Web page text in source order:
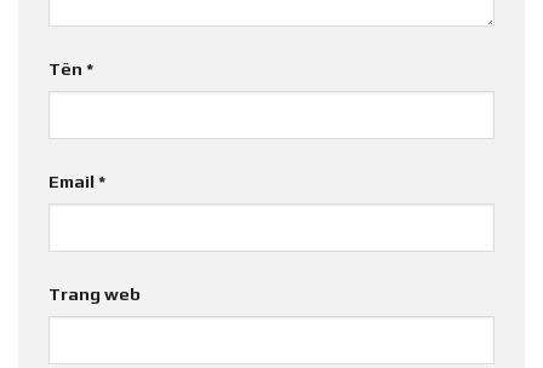
Tên *
Email *
Trang web